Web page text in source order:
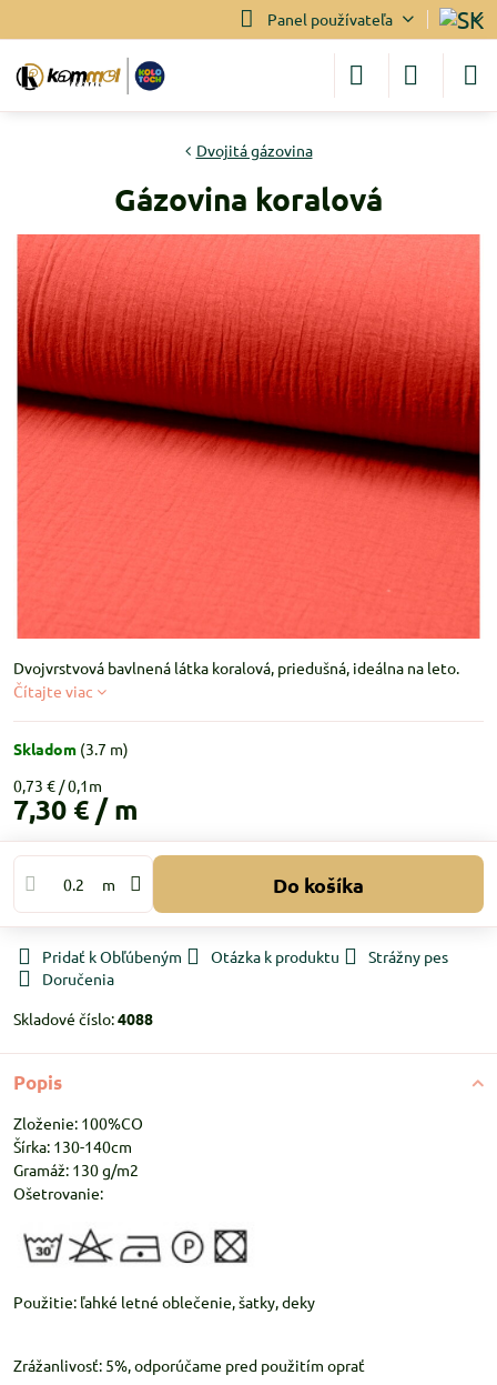
Panel používateľa
Dvojitá gázovina
Gázovina koralová
Dvojvrstvová bavlnená látka koralová, priedušná, ideálna na leto.
Čítajte viac
Skladom (3.7 m)
0,73 €
7,30 € / m
m Do košíka
Pridať k Obľúbeným Otázka k produktu
Strážny pes
Doručenia
Skladové číslo:4088
Popis
Zloženie: 100%CO
Šírka: 130-140cm
Gramáž: 130 g/m2
Ošetrovanie:
Použitie: ľahké letné oblečenie, šatky, deky
Zrážanlivosť: 5%, odporúčame pred použitím oprať